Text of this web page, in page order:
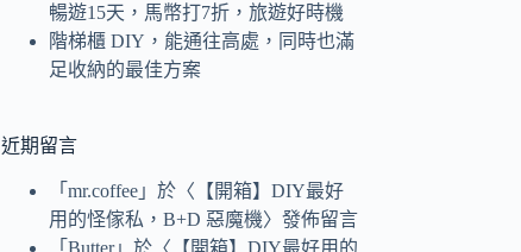
暢遊15天，馬幣打7折，旅遊好時機
階梯櫃 DIY，能通往高處，同時也滿
足收納的最佳方案
近期留言
「mr.coffee 」於〈 【開箱】DIY最好
用的怪傢私，B+D 惡魔機〉發佈留言